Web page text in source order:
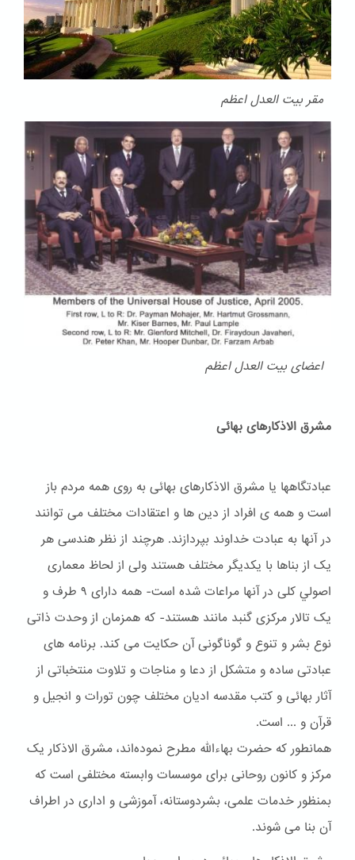
مقر بیت العدل اعظم
اعضای بیت العدل اعظم
مشرق الاذکارهای بهائی
عبادتگاهها یا مشرق الاذکارهای بهائی به روی همه مردم باز
است و همه ی افراد از دین ها و اعتقادات مختلف می توانند
در آنها به عبادت خداوند بپردازند. هرچند از نظر هندسی هر
یک از بناها با یکدیگر مختلف هستند ولی از لحاظ معماری
اصولي کلی در آنها مراعات شده است- همه دارای ۹ طرف و
یک تالار مرکزی گنبد مانند هستند- که همزمان از وحدت ذاتی
نوع بشر و تنوع و گوناگونی آن حکایت می کند. برنامه های
عبادتی ساده و متشکل از دعا و مناجات و تلاوت منتخباتی از
آثار بهائی و کتب مقدسه ادیان مختلف چون تورات و انجیل و
قرآن و ... است.
همانطور که حضرت بهاءالله مطرح نموده‌اند، مشرق الاذکار یک
مرکز و کانون روحانی برای موسسات وابسته مختلفی است که
بمنظور خدمات علمی، بشردوستانه، آموزشی و اداری در اطراف
آن بنا می شوند.